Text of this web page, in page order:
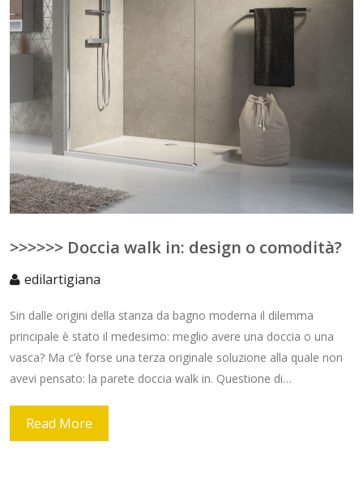
>>>>>> Doccia walk in: design o comodità?
edilartigiana
Sin dalle origini della stanza da bagno moderna il dilemma
principale è stato il medesimo: meglio avere una doccia o una
vasca? Ma c’è forse una terza originale soluzione alla quale non
avevi pensato: la parete doccia walk in. Questione di…
Read More